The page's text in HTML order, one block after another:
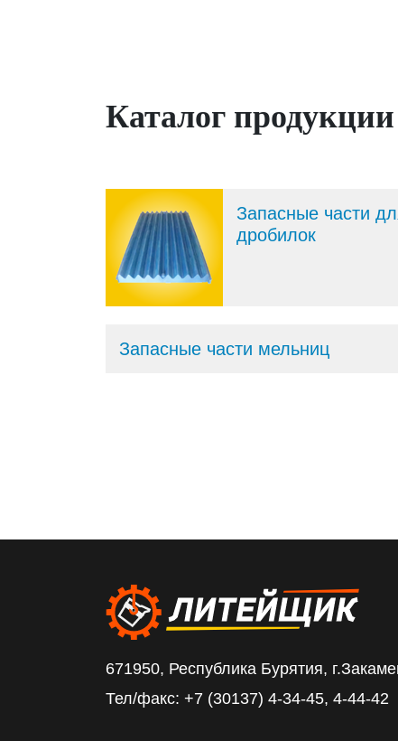
Каталог продукции
Запасные части
дробилок
Запасные части мельниц
671950, Республика Бурятия,
Тел/факс: +7 (30137) 4-34-45, 4-44-42